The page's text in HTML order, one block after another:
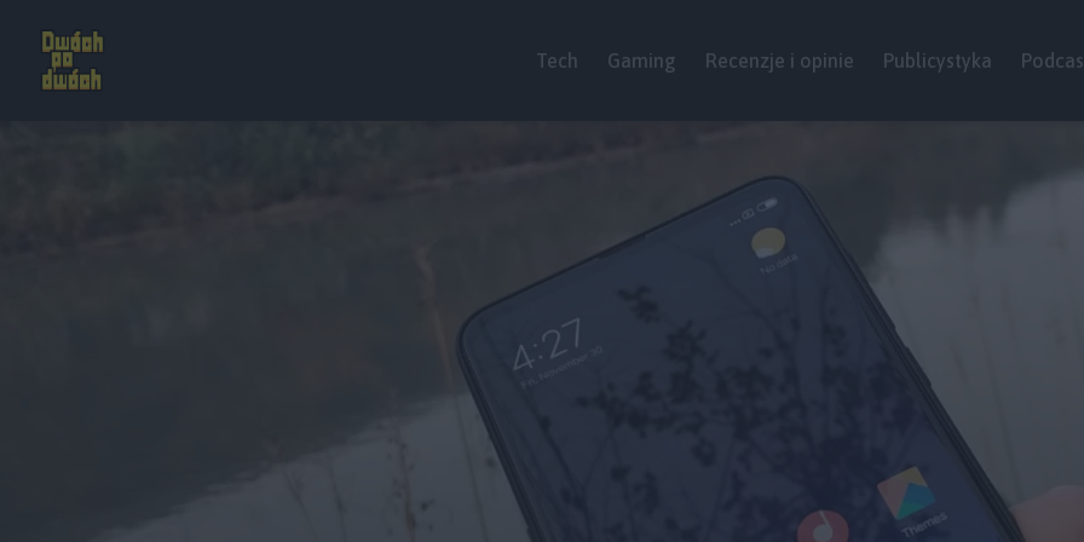
Tech Gaming Recenzje i opinie Publicystyka